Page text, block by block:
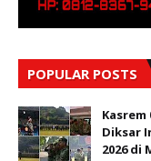
POPULAR POSTS
Diksar
2026 di